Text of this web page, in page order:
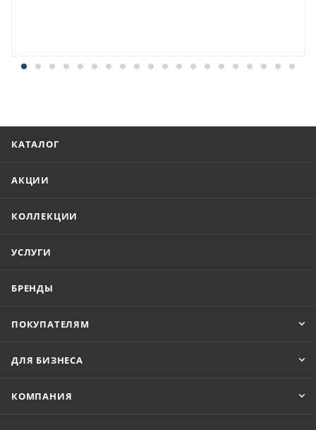
КАТАЛОГ
АКЦИИ
КОЛЛЕКЦИИ
УСЛУГИ
БРЕНДЫ
ПОКУПАТЕЛЯМ
ДЛЯ БИЗНЕСА
КОМПАНИЯ